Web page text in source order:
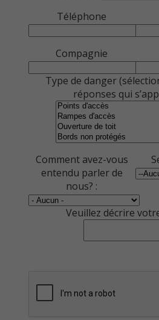
Téléphone
Compagnie
Type de danger
réponses qui
Comment avez-vous
entendu parler de
nous? :
Veuillez décrire